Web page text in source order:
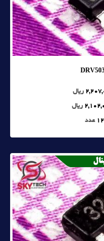
ریال
ریال
عدد